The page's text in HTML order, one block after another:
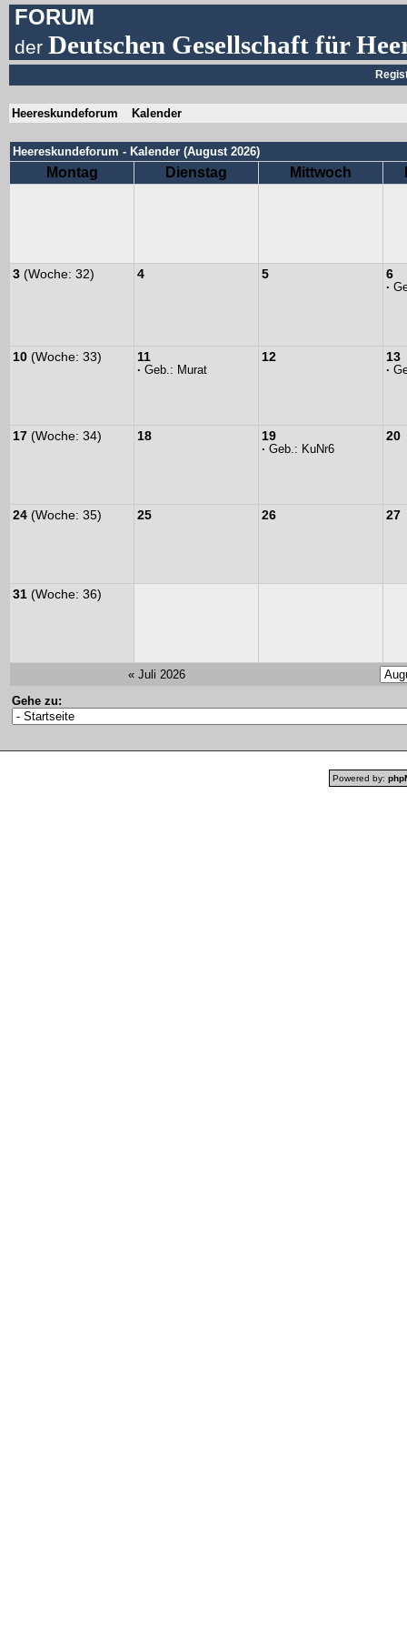
FORUM
derDeutschen Gesellschaft für
Heereskundeforum Kalender
Heereskundeforum - Kalender (August 2026)
Montag Dienstag Mittwoch
3 (Woche: 32) 4 5 6
·
10 (Woche: 33) 11
· Geb.: Murat
12 13
·
17 (Woche: 34) 18 19
· Geb.: KuNr6
20
24 (Woche: 35) 25 26 27
31 (Woche: 36)
« Juli 2026
Gehe zu:
Powered by: